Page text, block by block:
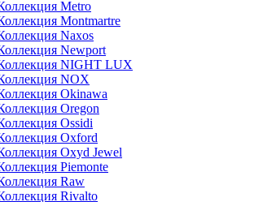
Metro
Montmartre
Naxos
Newport
NIGHT LUX
NOX
Okinawa
Oregon
Ossidi
Oxford
Oxyd Jewel
Piemonte
Raw
Rivalto